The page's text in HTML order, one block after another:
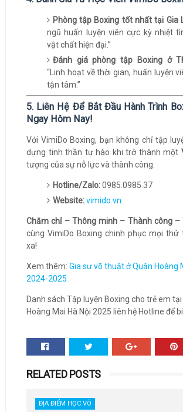
Phòng tập Boxing tốt nhất tại Gia
ngũ huấn luyện viên cực kỳ nhiệt
vật chất hiện đại.”
Đánh giá phòng tập Boxing ở
“Linh hoạt về thời gian, huấn luyện
tận tâm.”
5. Liên Hệ Để Bắt Đầu Hành Trình
Ngay Hôm Nay!
Với VimiDo Boxing, bạn không chỉ tập
dựng tinh thần tự hào khi trở thành một
tượng của sự nỗ lực và thành công.
Hotline/Zalo:0985.0985.37
Website:vimido.vn
Chăm chỉ – Thông minh – Thành công –
cùng VimiDo Boxing chinh phục mọi thử
xa!
Xem thêm: Gia sư võ thuật ở Quận Hoàng
2024-2025
Danh sách Tập luyện Boxing cho trẻ em
Hoàng Mai Hà Nội 2025 liên hệ Hotline để
RELATED POSTS
ĐỊA ĐIỂM HỌC VÕ